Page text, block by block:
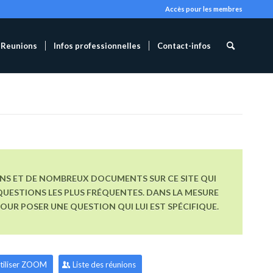
Accès pour les membres
Reunions Infos professionnelles Contact-infos
ET DE NOMBREUX DOCUMENTS SUR CE SITE QUI
LES PLUS FRÉQUENTES. DANS LA MESURE
POSER UNE QUESTION QUI LUI EST SPÉCIFIQUE.
ZOOM Liste des réunions